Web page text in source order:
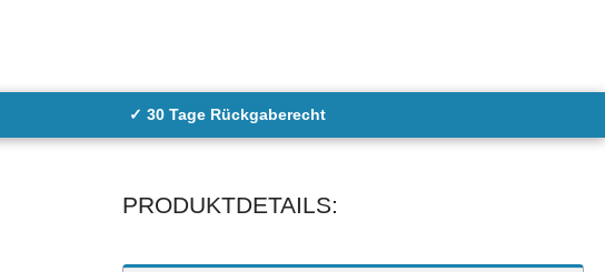
✓ 30 Tage Rückgaberecht
PRODUKTDETAILS: